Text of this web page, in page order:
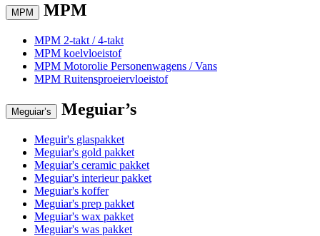
MPM MPM
MPM 2-takt / 4-takt
MPM koelvloeistof
MPM Motorolie Personenwagens / Vans
MPM Ruitensproeiervloeistof
Meguiar’s Meguiar’s
Meguir's glaspakket
Meguiar's gold pakket
Meguiar's ceramic pakket
Meguiar's interieur pakket
Meguiar's koffer
Meguiar's prep pakket
Meguiar's wax pakket
Meguiar's was pakket